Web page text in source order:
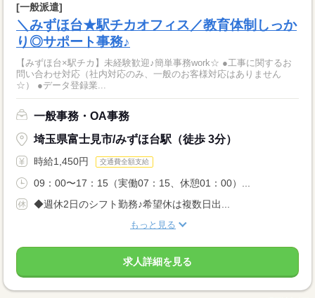
[一般派遣]
＼みずほ台★駅チカオフィス／教育体制しっか
り◎サポート事務♪
【みずほ台×駅チカ】未経験歓迎♪簡単事務work☆ ●工事に関するお
問い合わせ対応（社内対応のみ、一般のお客様対応はありません
☆） ●データ登録業...
一般事務・OA事務
埼玉県富士見市/みずほ台駅（徒歩 3分）
時給1,450円 交通費全額支給
09：00〜17：15（実働07：15、休憩01：00）...
◆週休2日のシフト勤務♪希望休は複数日出...
もっと見る
求人詳細を見る